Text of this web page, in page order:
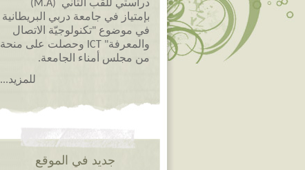
دراستي للقب الثاني (M.A)
بإمتياز في جامعة دربي البريطانية
في موضوع "تكنولوجيّة الاتصال
والمعرفة" ICT وحصلت على منحة
من مجلس أمناء الجامعة.
للمزيد...
جديد في الموقع